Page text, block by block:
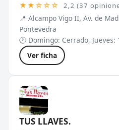
★★☆☆☆ 2,2 (37
📍 Alcampo Vigo II, Av. de
Pontevedra
🕐 Domingo: Cerrado, Jueves:
Ver ficha
TUS LLAVES.